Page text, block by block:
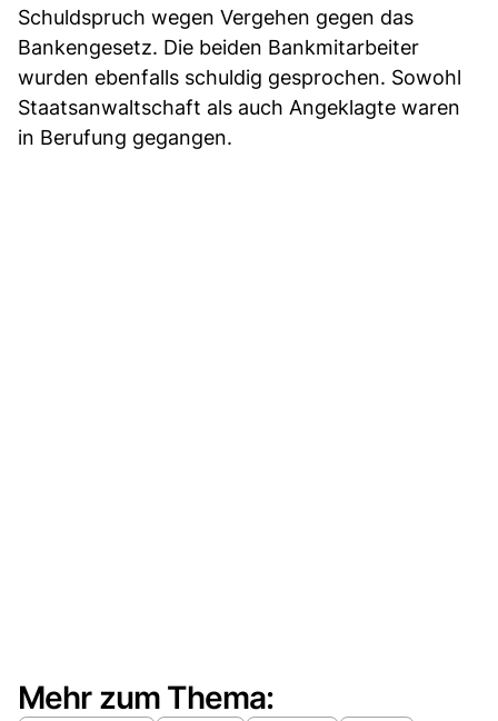
Schuldspruch wegen Vergehen gegen das
Bankengesetz. Die beiden Bankmitarbeiter
wurden ebenfalls schuldig gesprochen. Sowohl
Staatsanwaltschaft als auch Angeklagte waren
in Berufung gegangen.
Mehr zum Thema: